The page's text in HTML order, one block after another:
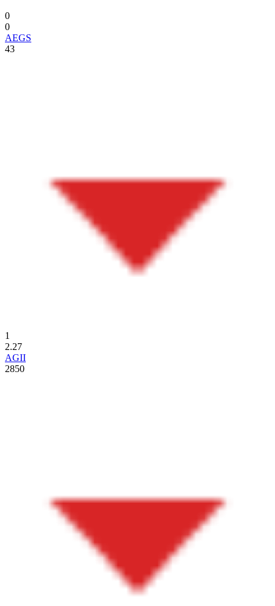
0
0
AEGS
43
1
2.27
AGII
2850